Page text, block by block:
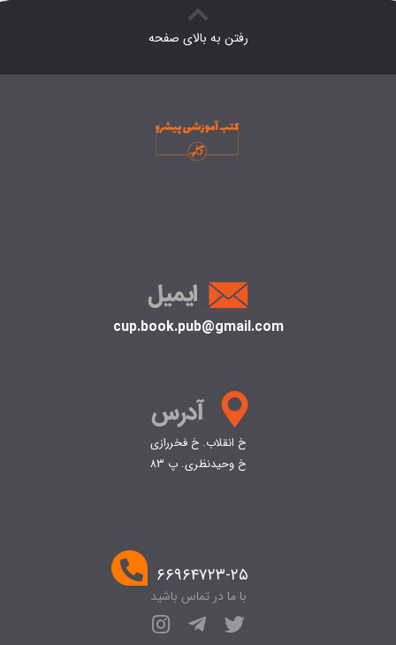
رفتن به بالای صفحه
cup.book.pub@gmail.com
خ انقلاب. خ فخررازی
خ وحیدنظری. پ 83
۶۶۹۶۴۷۲۳-۲۵
با ما در تماس باشید